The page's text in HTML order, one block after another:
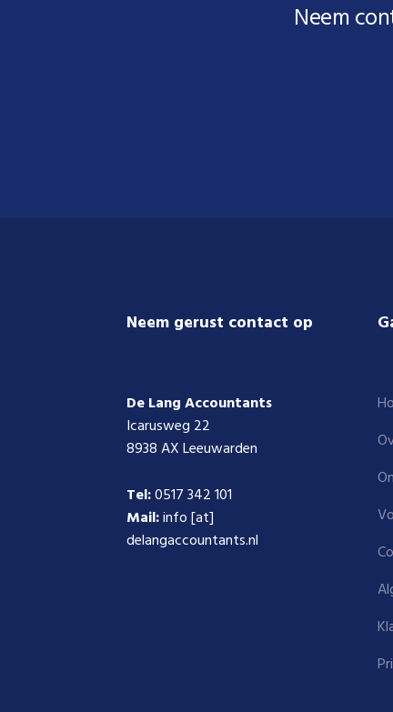
Neem
Neem gerust contact op
De Lang Accountants
Icarusweg 22
8938 AX Leeuwarden
Tel:0517 342 101
Mail:info [at]
delangaccountants.nl